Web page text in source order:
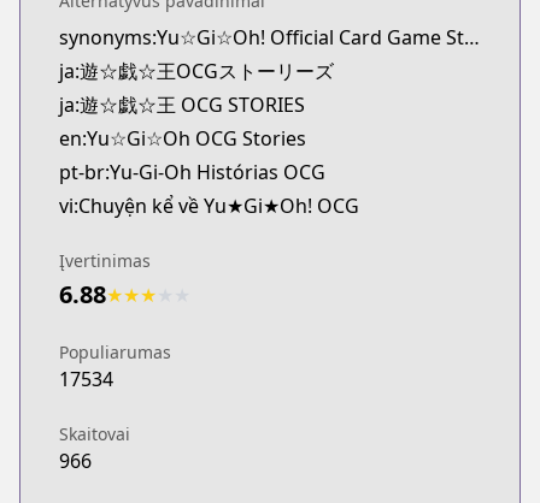
MangaUpdates
https://www.mangaupdates.com/
Book☆Walker
Book☆Walker
https://bookwalker.jp/series/384244/list
synonyms:Yu☆Gi☆Oh! Official Card Game Stories
ja:遊☆戯☆王OCGストーリーズ
ja:遊☆戯☆王 OCG STORIES
en:Yu☆Gi☆Oh OCG Stories
pt-br:Yu-Gi-Oh Histórias OCG
vi:Chuyện kể về Yu★Gi★Oh! OCG
Įvertinimas
6.88★★★
Populiarumas
17534
Skaitovai
966